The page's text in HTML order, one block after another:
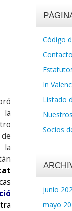
la
la
Código
Contacto
In
Listado
Socios
junio
mayo